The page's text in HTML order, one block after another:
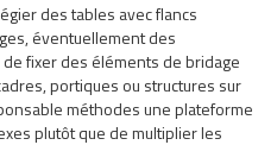
des tables avec flancs
éventuellement des
fixer des éléments de bridage
portiques ou structures sur
méthodes une plateforme
plutôt que de multiplier les